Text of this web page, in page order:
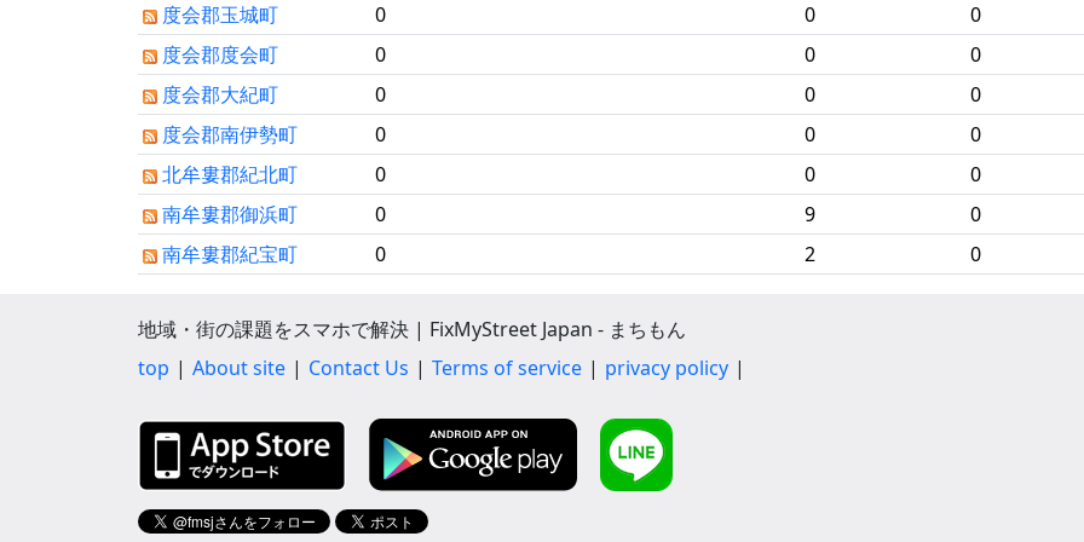
度会郡玉城町
0 0 0
度会郡度会町
0 0 0
度会郡大紀町
0 0 0
度会郡南伊勢町
0 0 0
北牟婁郡紀北町
0 0 0
南牟婁郡御浜町
0 9 0
南牟婁郡紀宝町
0 2 0
地域・街の課題をスマホで解決 | FixMyStreet Japan - まちもん
top
About site Contact Us Terms of service privacy policy